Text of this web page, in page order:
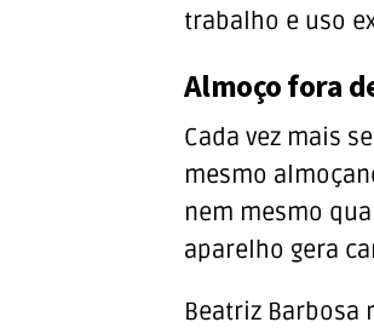
trabalho e uso
Almoço fora
Cada vez mais
mesmo
nem mesmo
aparelho gera
Beatriz Barbosa